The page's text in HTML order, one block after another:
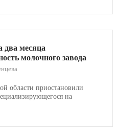
два месяца
молочного завода
области приостановили
на